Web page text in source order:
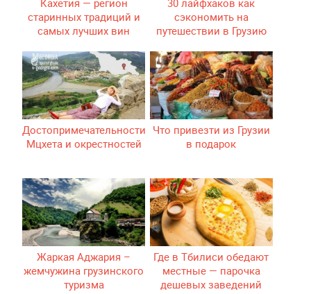
Кахетия — регион
старинных традиций и
самых лучших вин
30 лайфхаков как
сэкономить на
путешествии в Грузию
Достопримечательности
Мцхета и окрестностей
Что привезти из Грузии
в подарок
Жаркая Аджария –
жемчужина грузинского
туризма
Где в Тбилиси обедают
местные — парочка
дешевых заведений